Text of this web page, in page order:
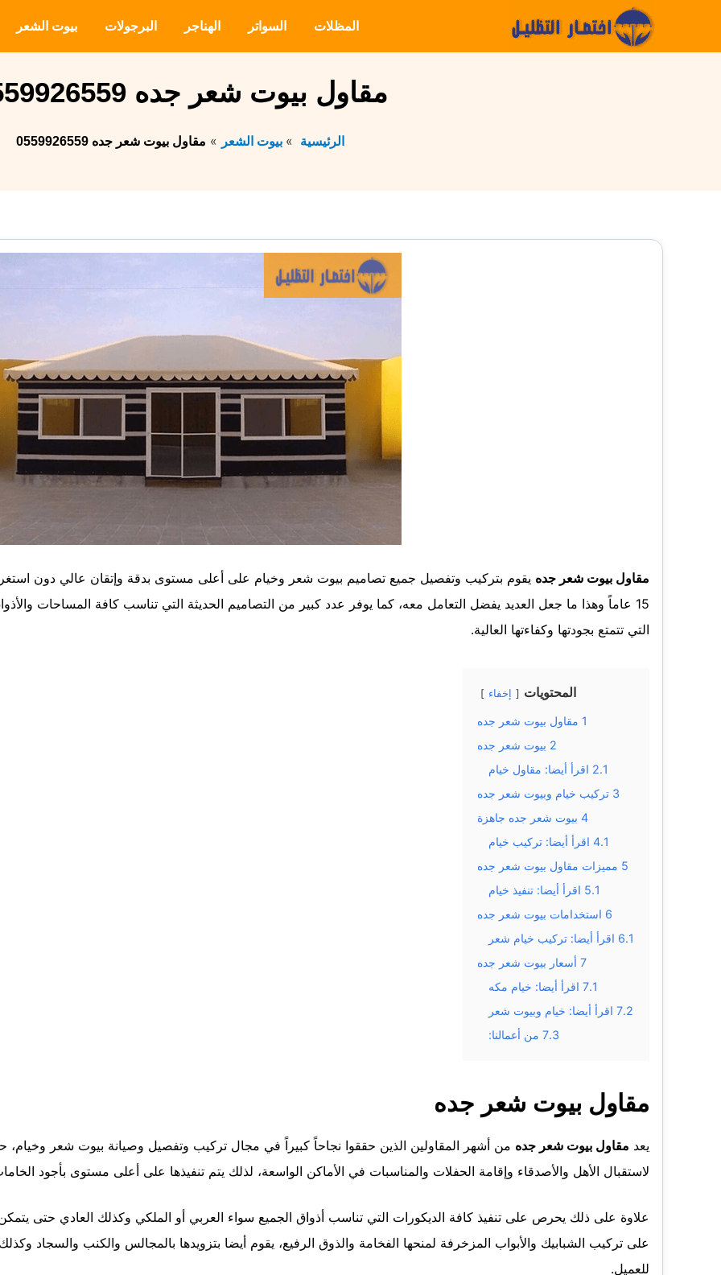
المظلات السواتر الهناجر البرجولات بيوت الشعر
مقاول بيوت شعر جده 0559926559
الرئيسية بيوت الشعر مقاول بيوت شعر جده 0559926559
مقاول بيوت شعر جده يقوم بتركيب وتفصيل جميع تصاميم بيوت شعر وخيام على أعلى مستوى بدقة وإتقان عالي دون
15 عاماً وهذا ما جعل العديد يفضل التعامل معه، كما يوفر عدد كبير من التصاميم الحديثة التي تناسب كافة المساحات
التي تتمتع بجودتها وكفاءتها العالية.
المحتويات إخفاء
1 مقاول بيوت شعر جده
2 بيوت شعر جده
2.1 اقرأ أيضا: مقاول خيام
3 تركيب خيام وبيوت شعر جده
4 بيوت شعر جده جاهزة
4.1 اقرأ أيضا: تركيب خيام
5 مميزات مقاول بيوت شعر جده
5.1 اقرأ أيضا: تنفيذ خيام
6 استخدامات بيوت شعر جده
6.1 اقرأ أيضا: تركيب خيام شعر
7 أسعار بيوت شعر جده
7.1 اقرأ أيضا: خيام مكه
7.2 اقرأ أيضا: خيام وبيوت شعر
7.3 من أعمالنا:
مقاول بيوت شعر جده
يعد مقاول بيوت شعر جده من أشهر المقاولين الذين حققوا نجاحاً كبيراً في مجال تركيب وتفصيل وصيانة بيوت شعر
لاستقبال الأهل والأصدقاء وإقامة الحفلات والمناسبات في الأماكن الواسعة، لذلك يتم تنفيذها على أعلى مستوى بأجود
علاوة على ذلك يحرص على تنفيذ كافة الديكورات التي تناسب أذواق الجميع سواء العربي أو الملكي وكذلك العادي حتى
على تركيب الشبابيك والأبواب المزخرفة لمنحها الفخامة والذوق الرفيع، يقوم أيضا بتزويدها بالمجالس والكنب والسجاد
للعميل.